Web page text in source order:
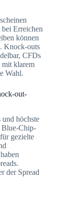
Erreichen
können
Knock-outs
CFDs
klarem
Wahl.
out-
höchste
Blue-Chip-
gezielte
der Spread